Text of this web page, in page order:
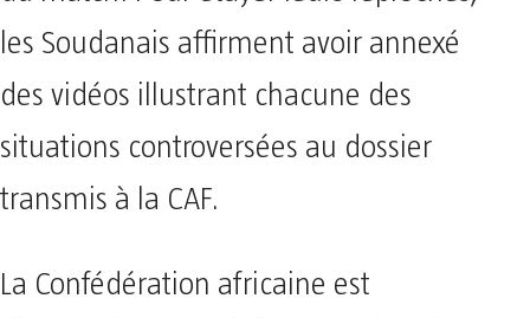
les Soudanais affirment avoir annexé
des vidéos illustrant chacune des
situations controversées au dossier
transmis à la CAF.
La Confédération africaine est